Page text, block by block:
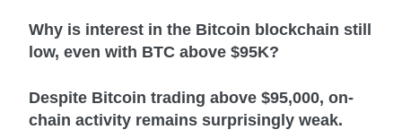
Why is interest in the Bitcoin blockchain still
low, even with BTC above $95K?
Despite Bitcoin trading above $95,000, on-
chain activity remains surprisingly weak.